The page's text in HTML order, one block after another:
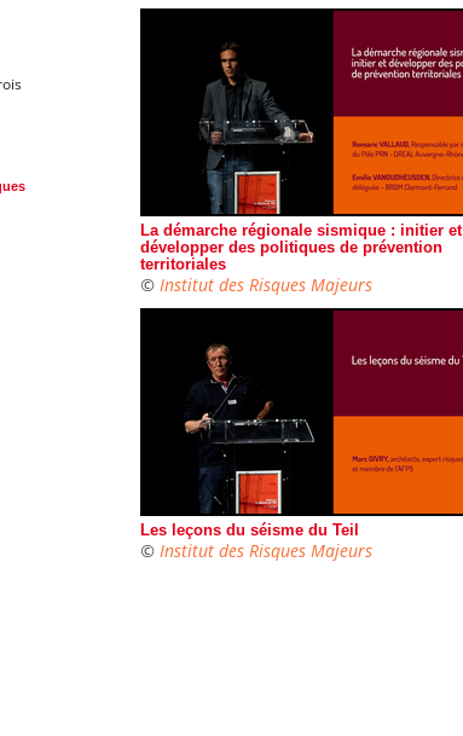
La démarche régionale sismique : initier et
développer des politiques de prévention
territoriales
© Institut des Risques Majeurs
Les leçons du séisme du Teil
© Institut des Risques Majeurs